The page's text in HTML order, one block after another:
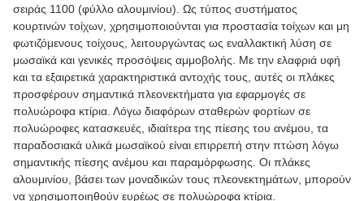
σειράς 1100 (φύλλο αλουμινίου). Ως τύπος συστήματος
κουρτινών τοίχων, χρησιμοποιούνται για προστασία τοίχων και μη
φωτιζόμενους τοίχους, λειτουργώντας ως εναλλακτική λύση σε
μωσαϊκά και γενικές προσόψεις αμμοβολής. Με την ελαφριά υφή
και τα εξαιρετικά χαρακτηριστικά αντοχής τους, αυτές οι πλάκες
προσφέρουν σημαντικά πλεονεκτήματα για εφαρμογές σε
πολυώροφα κτίρια. Λόγω διαφόρων σταθερών φορτίων σε
πολυώροφες κατασκευές, ιδιαίτερα της πίεσης του ανέμου, τα
παραδοσιακά υλικά μωσαϊκού είναι επιρρεπή στην πτώση λόγω
σημαντικής πίεσης ανέμου και παραμόρφωσης. Οι πλάκες
αλουμινίου, βάσει των μοναδικών τους πλεονεκτημάτων, μπορούν
να χρησιμοποιηθούν ευρέως σε πολυώροφα κτίρια.